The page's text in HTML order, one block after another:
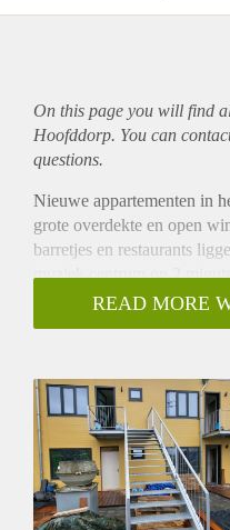
On this page you will find
Hoofddorp. You can
questions.
Nieuwe appartementen in
grote overdekte en open
barretjes en restaurants
muziek centrum op 2
supermarkten op loop
Prima verbindingen met
Het appartement bestaat
badkamer met inloop
open keuken met
Het is gebouwd met de
pomp ,zonnepanelen 8
isolatie.
READ MORE